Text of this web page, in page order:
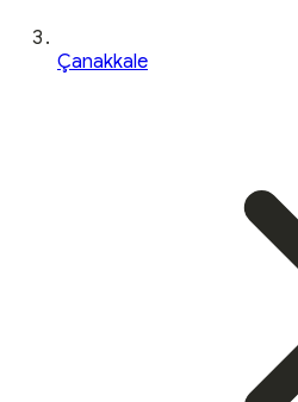
Çanakkale